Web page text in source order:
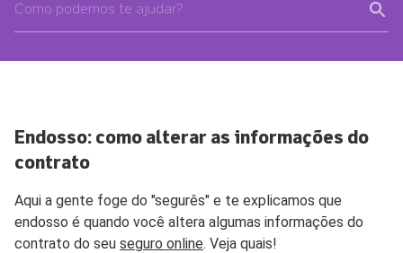
Endosso: como alterar as informações do
contrato
Aqui a gente foge do "segurês" e te explicamos que
endosso é quando você altera algumas informações do
contrato do seu seguro online. Veja quais!